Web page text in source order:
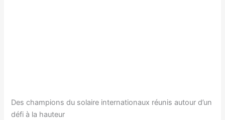
Des champions du solaire internationaux réunis autour d’un
défi à la hauteur